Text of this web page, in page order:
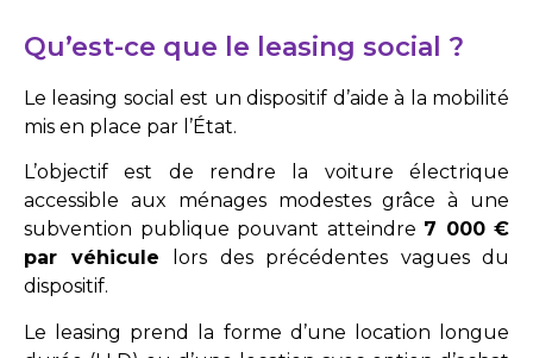
Qu’est-ce que le leasing social ?
Le leasing social est un dispositif d’aide à la mobilité
mis en place par l’État.
L’objectif est de rendre la voiture électrique
accessible aux ménages modestes grâce à une
subvention publique pouvant atteindre 7 000 €
par véhicule
lors des précédentes vagues du
dispositif.
Le leasing prend la forme d’une location longue